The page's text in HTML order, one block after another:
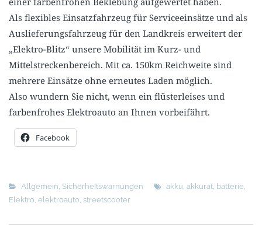
Als flexibles Einsatzfahrzeug für Serviceeinsätze und als
Auslieferungsfahrzeug für den Landkreis erweitert der
„Elektro-Blitz“ unsere Mobilität im Kurz- und
Mittelstreckenbereich. Mit ca. 150km Reichweite sind
mehrere Einsätze ohne erneutes Laden möglich.
Also wundern Sie nicht, wenn ein flüsterleises und
farbenfrohes Elektroauto an Ihnen vorbeifährt.
Facebook
Allgemein, Sicherheitswarnungen akku, akkurat, batterie,
Elektro, elektroauto, streetscooter